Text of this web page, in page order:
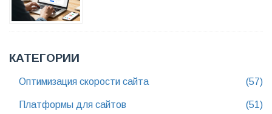
КАТЕГОРИИ
Оптимизация скорости сайта (57)
Платформы для сайтов (51)